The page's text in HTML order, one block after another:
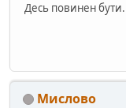
Десь повинен бути.
Мислово